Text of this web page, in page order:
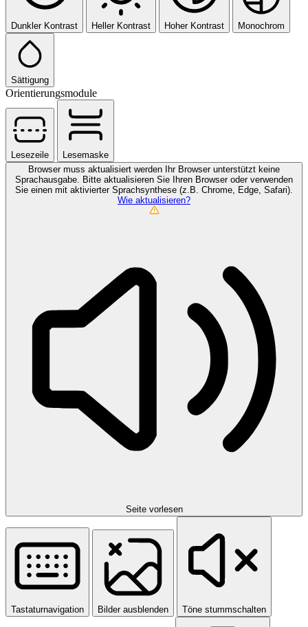
Dunkler Kontrast Heller Kontrast Hoher Kontrast Monochrom
Sättigung
Orientierungsmodule
Lesezeile
Lesemaske
Browser muss aktualisiert werden
Ihr Browser unterstützt keine
Sprachausgabe. Bitte aktualisieren Sie Ihren Browser oder verwenden
Sie einen mit aktivierter Sprachsynthese (z.B. Chrome, Edge, Safari).
Wie aktualisieren?
Seite vorlesen
Tastaturnavigation Bilder ausblenden Töne stummschalten